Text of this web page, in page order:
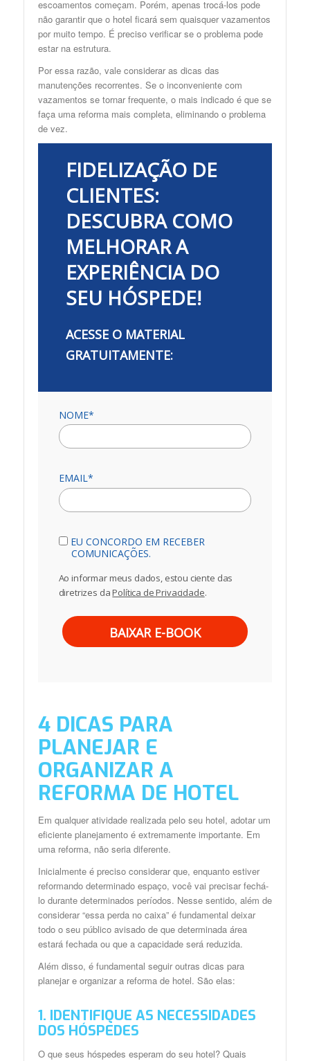
escoamentos começam. Porém, apenas trocá-los pode
não garantir que o hotel ficará sem quaisquer vazamentos
por muito tempo. É preciso verificar se o problema pode
estar na estrutura.
Por essa razão, vale considerar as dicas das
manutenções recorrentes. Se o inconveniente com
vazamentos se tornar frequente, o mais indicado é que se
faça uma reforma mais completa, eliminando o problema
de vez.
FIDELIZAÇÃO DE
CLIENTES:
DESCUBRA COMO
MELHORAR A
EXPERIÊNCIA DO
SEU HÓSPEDE!
ACESSE O MATERIAL
GRATUITAMENTE:
NOME*
EMAIL*
EU CONCORDO EM RECEBER
COMUNICAÇÕES.
Ao informar meus dados, estou ciente das
diretrizes daPolítica de Privacidade.
BAIXAR E-BOOK
4 DICAS PARA
PLANEJAR E
ORGANIZAR A
REFORMA DE HOTEL
Em qualquer atividade realizada pelo seu hotel, adotar um
eficiente planejamento é extremamente importante. Em
uma reforma, não seria diferente.
Inicialmente é preciso considerar que, enquanto estiver
reformando determinado espaço, você vai precisar fechá-
lo durante determinados períodos. Nesse sentido, além de
considerar “essa perda no caixa” é fundamental deixar
todo o seu público avisado de que determinada área
estará fechada ou que a capacidade será reduzida.
Além disso, é fundamental seguir outras dicas para
planejar e organizar a reforma de hotel. São elas:
1. IDENTIFIQUE AS NECESSIDADES
DOS HÓSPEDES
O que seus hóspedes esperam do seu hotel? Quais